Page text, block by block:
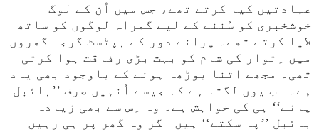
عبادتیں کیا کرتے تھے، جس میں اُن کے لوگ
خوشخبری کو سُننے کے لیے گمراہ لوگوں کو ساتھ
لایا کرتے تھے۔ پرانے دور کے بپٹسٹ گرجہ گھروں
میں اِتوار کی شام کو بہت بڑی رفاقت ہوا کرتی
تھی۔ مجھے اتنا بوڑھا ہونے کے باوجود بھی یاد
ہے۔ اب یوں لگتا ہے کہ جیسے اُنہیں صرف ’’بائبل
پانے‘‘ ہی کی خواہش ہے۔ وہ اِس سے بھی زیادہ
بائبل ’’پا سکتے‘‘ ہیں اگر وہ گھر پر ہی رہیں